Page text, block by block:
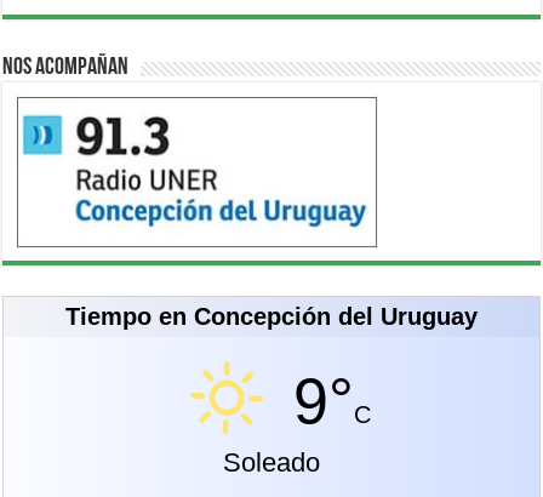
Nos acompañan
Tiempo en Concepción del Uruguay
9°C
Soleado